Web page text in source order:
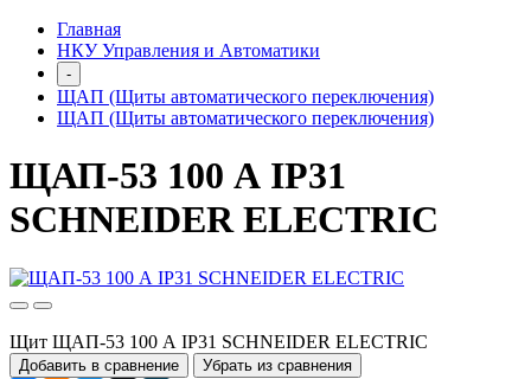
Главная
НКУ Управления и Автоматики
-
ЩАП (Щиты автоматического переключения)
ЩАП (Щиты автоматического переключения)
ЩАП-53 100 А IP31
SCHNEIDER ELECTRIC
Щит ЩАП-53 100 А IP31 SCHNEIDER ELECTRIC
Добавить в сравнение Убрать из сравнения